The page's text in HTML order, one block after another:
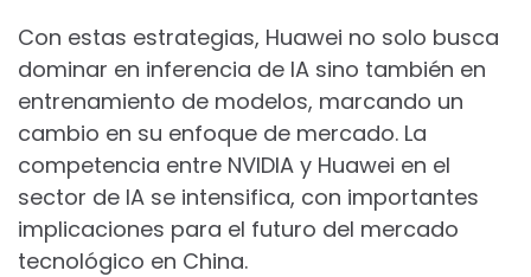
Con estas estrategias, Huawei no solo busca
dominar en inferencia de IA sino también en
entrenamiento de modelos, marcando un
cambio en su enfoque de mercado. La
competencia entre NVIDIA y Huawei en el
sector de IA se intensifica, con importantes
implicaciones para el futuro del mercado
tecnológico en China.